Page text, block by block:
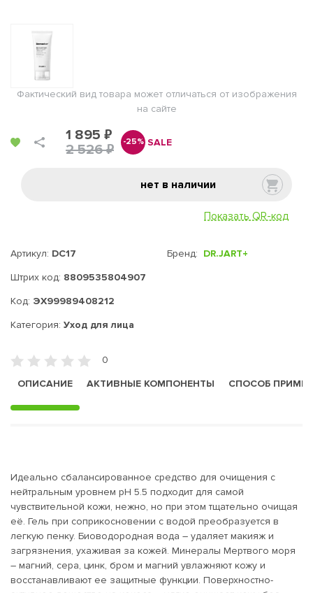
Фактический вид товара может отличаться от изображения
на сайте
1 895 ₽
2 526 ₽
-25% SALE
нет в наличии
Показать QR-код
Артикул: DC17
Штрих код: 8809535804907
Код: ЭХ99989408212
Бренд: DR.JART+
Категория: Уход для лица
0
ОПИСАНИЕ
АКТИВНЫЕ КОМПОНЕНТЫ СПОСОБ
Идеально сбалансированное средство для очищения с
нейтральным уровнем pH 5.5 подходит для самой
чувствительной кожи, нежно, но при этом тщательно очищая
её. Гель при соприкосновении с водой преобразуется в
легкую пенку. Биоводородная вода – удаляет макияж и
загрязнения, ухаживая за кожей. Минералы Мертвого моря
– магний, сера, цинк, бром и магний увлажняют кожу и
восстанавливают ее защитные функции. Поверхностно-